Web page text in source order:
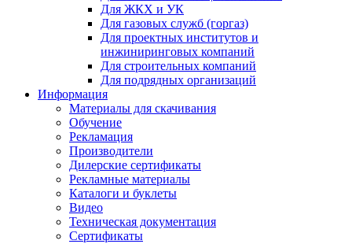
Для ЖКХ и УК
Для газовых служб (горгаз)
Для проектных институтов и
инжиниринговых компаний
Для строительных компаний
Для подрядных организаций
Информация
Материалы для скачивания
Обучение
Рекламация
Производители
Дилерские сертификаты
Рекламные материалы
Каталоги и буклеты
Видео
Техническая документация
Сертификаты